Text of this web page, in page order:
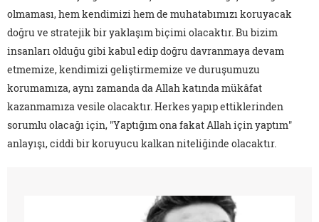
olmaması, hem kendimizi hem de muhatabımızı koruyacak
doğru ve stratejik bir yaklaşım biçimi olacaktır. Bu bizim
insanları olduğu gibi kabul edip doğru davranmaya devam
etmemize, kendimizi geliştirmemize ve duruşumuzu
korumamıza, aynı zamanda da Allah katında mükâfat
kazanmamıza vesile olacaktır. Herkes yapıp ettiklerinden
sorumlu olacağı için, "Yaptığım ona fakat Allah için yaptım"
anlayışı, ciddi bir koruyucu kalkan niteliğinde olacaktır.